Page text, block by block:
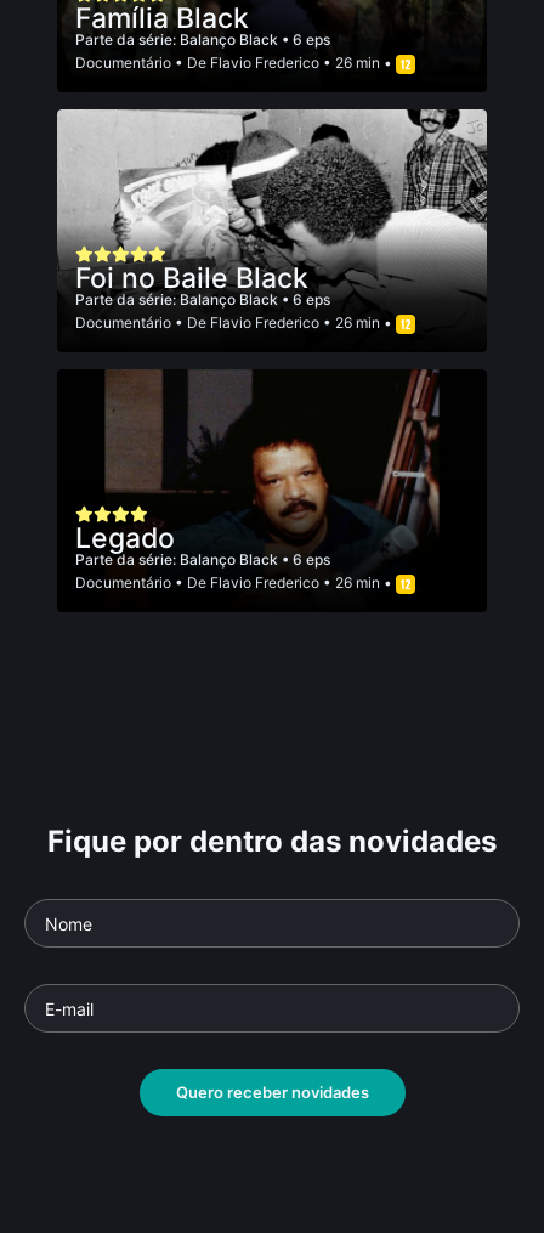
Família Black
Parte da série: Balanço Black • 6 eps
Documentário • De Flavio Frederico • 26 min •
Foi no Baile Black
Parte da série: Balanço Black • 6 eps
Documentário • De Flavio Frederico • 26 min •
Legado
Parte da série: Balanço Black • 6 eps
Documentário • De Flavio Frederico • 26 min •
Fique por dentro das novidades
Quero receber novidades